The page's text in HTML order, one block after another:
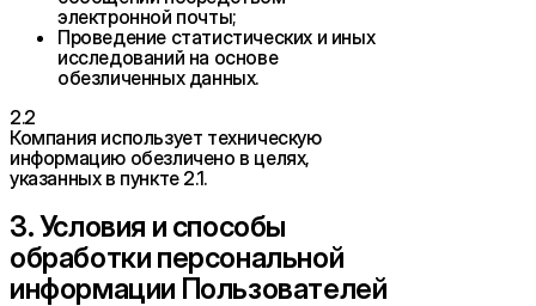
электронной почты;
Проведение статистических и иных
исследований на основе
обезличенных данных.
2.2
Компания использует техническую
информацию обезличено в целях,
указанных в пункте 2.1.
3. Условия и способы
обработки персональной
информации Пользователей